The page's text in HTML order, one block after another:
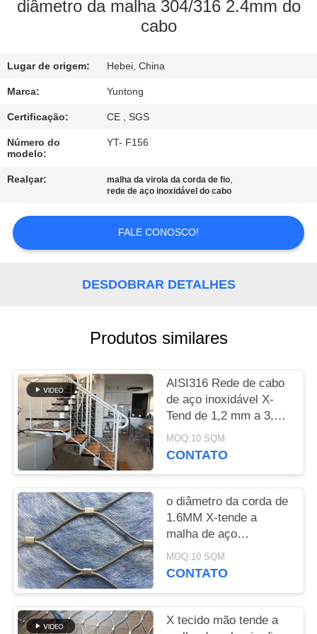
CONTROLE
CONTACTE-
NOS
NOTÍCIA
CITAÇÕES
POLÍTICA
DE
PRIVACIDADE
diâmetro da malha 304/316 2.4mm do
cabo
Lugar de origem: Hebei, China
Marca: Yuntong
Certificação: CE , SGS
Número do
modelo:
YT- F156
Realçar: malha da virola da corda de fio,
rede de aço inoxidável do cabo
FALE CONOSCO!
DESDOBRAR DETALHES
Produtos similares
AISI316 Rede de cabo
de aço inoxidável X-
Tend de 1,2 mm a 3,2
mm
MOQ:10 SQM
CONTATO
o diâmetro da corda de
1.6MM X-tende a
malha de aço
inoxidável flexível do
cabo para a parede
MOQ:10 SQM
CONTATO
X tecido mão tende a